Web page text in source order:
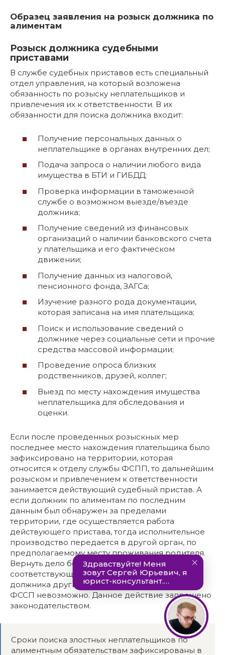
Образец заявления на розыск должника по
алиментам
Розыск должника судебными
приставами
В службе судебных приставов есть специальный
отдел управления, на который возложена
обязанность по розыску неплательщиков и
привлечения их к ответственности. В их
обязанности для поиска должника входит:
Получение персональных данных о
неплательщике в органах внутренних дел;
Подача запроса о наличии любого вида
имущества в БТИ и ГИБДД;
Проверка информации в таможенной
службе о возможном выезде/въезде
должника;
Получение сведений из финансовых
организаций о наличии банковского счета
у плательщика и его фактическом
движении;
Получение данных из налоговой,
пенсионного фонда, ЗАГСа;
Изучение разного рода документации,
которая записана на имя плательщика;
Поиск и использование сведений о
должнике через социальные сети и прочие
средства массовой информации;
Проведение опроса близких
родственников, друзей, коллег;
Выезд по месту нахождения имущества
неплательщика для обследования и
оценки.
Если после проведенных розыскных мер
последнее место нахождения плательщика было
зафиксировано на территории, которая
относится к отделу службы ФСПП, то дальнейшим
розыском и привлечением к ответственности
занимается действующий судебный пристав. А
если должник по алиментам по последним
данным был обнаружен за пределами
территории, где осуществляется работа
действующего пристава, тогда исполнительное
производство передается в другой орган, по
предполагаемому месту проживания родителя.
Вернуть дело без осуществления
соответствующих мероприятий по розыску
должника другим территориальным отделом
ФССП невозможно. Данное действие запрещено
законодательством.
Сроки поиска злостных неплательщиков по
алиментным обязательствам зафиксированы в